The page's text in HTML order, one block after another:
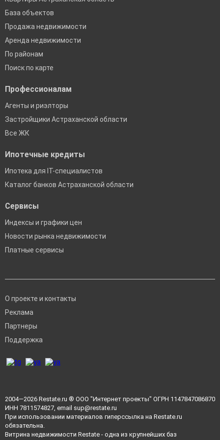
База объектов
Продажа недвижимости
Аренда недвижимости
По районам
Поиск по карте
Профессионалам
Агенты и риэлторы
Застройщики Астраханской области
Все ЖК
Ипотечные кредиты
Ипотека для IT-специалистов
Каталог банков Астраханской области
Сервисы
Индексы и графики цен
Новости рынка недвижимости
Платные сервисы
О проекте и контакты
Реклама
Партнеры
Поддержка
2004—2026 Restate.ru ® ООО "Интернет проекты" ОГРН 1147847086870
ИНН 7811574827, email sup@restate.ru
При использовании материалов гиперссылка на Restate.ru
обязательна.
Витрина недвижимости Restate - одна из крупнейших баз